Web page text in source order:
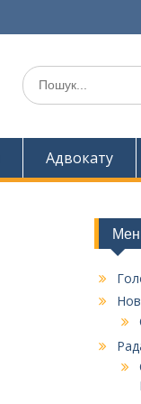
Шукати:
Адвокату